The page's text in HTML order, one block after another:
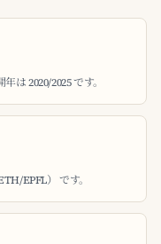
は 2020/2025 です。
EPFL） です。